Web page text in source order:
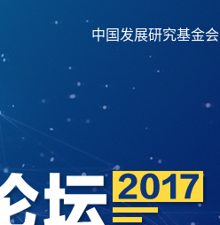
中国发展研究基金会